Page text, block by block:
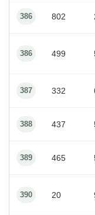
386 802
386 499
387 332
388 437
389 465
390 20